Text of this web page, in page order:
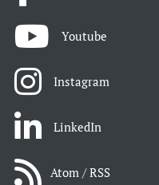
Youtube
Instagram
LinkedIn
Atom / RSS